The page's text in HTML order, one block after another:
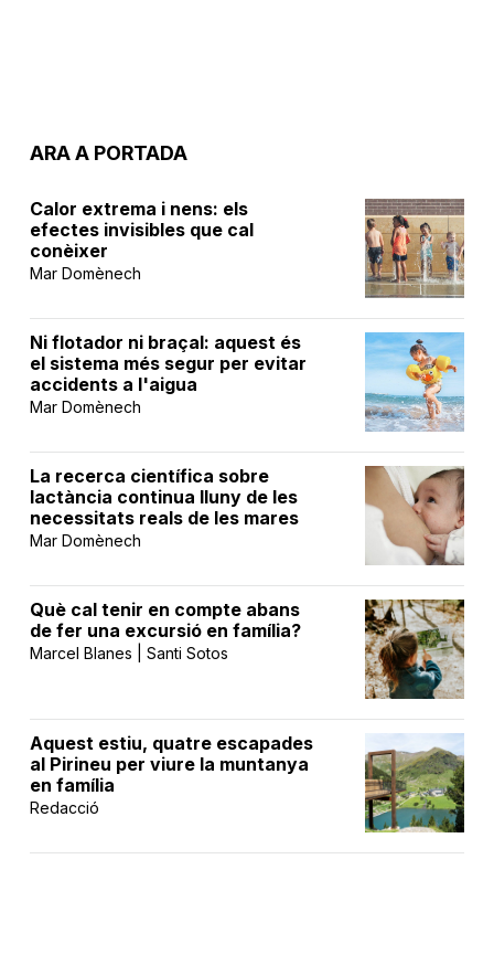
ARA A PORTADA
Calor extrema i nens: els
efectes invisibles que cal
conèixer
Mar Domènech
Ni flotador ni braçal: aquest és
el sistema més segur per evitar
accidents a l'aigua
Mar Domènech
La recerca científica sobre
lactància continua lluny de les
necessitats reals de les mares
Mar Domènech
Què cal tenir en compte abans
de fer una excursió en família?
Marcel Blanes | Santi Sotos
Aquest estiu, quatre escapades
al Pirineu per viure la muntanya
en família
Redacció